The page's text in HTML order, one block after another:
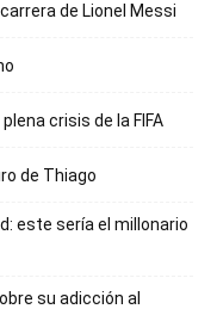
de Lionel Messi
crisis de la FIFA
de Thiago
este sería el millonario
su adicción al